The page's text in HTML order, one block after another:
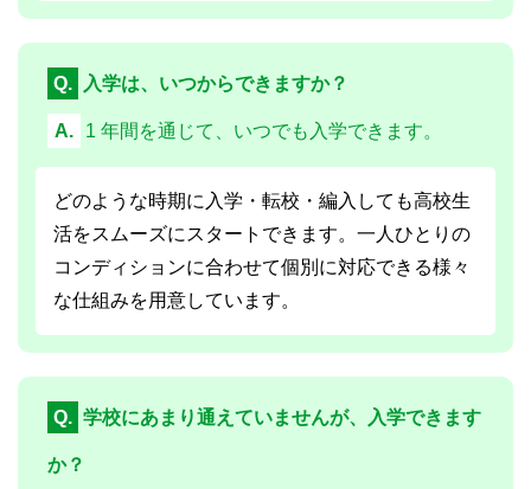
Q. 入学は、いつからできますか？
A. 1 年間を通じて、いつでも入学できます。
どのような時期に入学・転校・編入しても高校生
活をスムーズにスタートできます。一人ひとりの
コンディションに合わせて個別に対応できる様々
な仕組みを用意しています。
Q. 学校にあまり通えていませんが、入学できます
か？